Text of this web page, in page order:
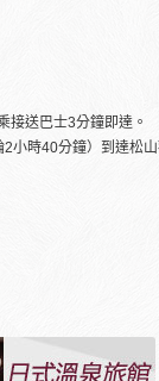
接送巴士3分鐘即達。
小時40分鐘）到達